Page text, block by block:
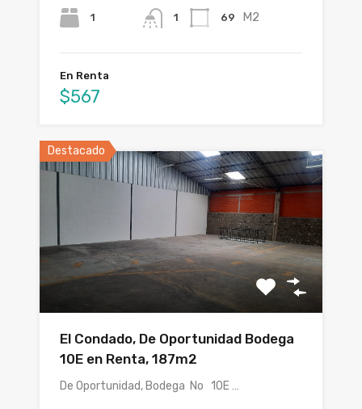
1 1 69 M2
En Renta
$567
Destacado
El Condado, De Oportunidad Bodega
10E en Renta, 187m2
De Oportunidad, Bodega No 10E …